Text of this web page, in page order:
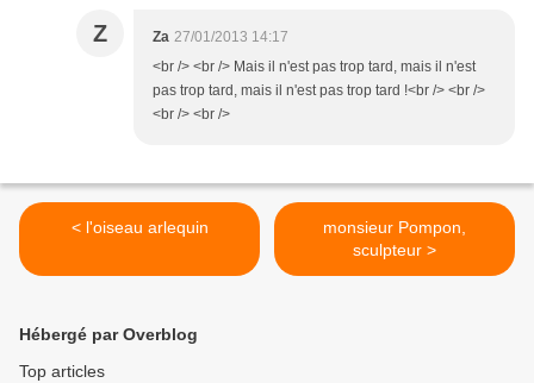
Z Za 27/01/2013 14:17
<br /> <br /> Mais il n'est pas trop tard, mais il n'est
pas trop tard, mais il n'est pas trop tard !<br /> <br />
<br /> <br />
< l'oiseau arlequin
monsieur Pompon,
sculpteur >
Hébergé par Overblog
Top articles